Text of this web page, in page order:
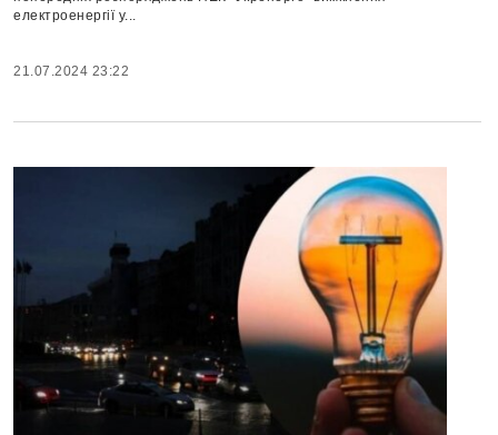
електроенергії у...
21.07.2024 23:22